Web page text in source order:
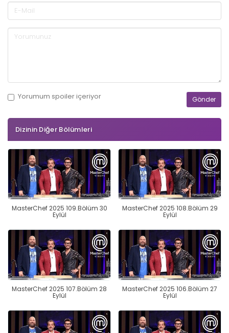
Yorumum spoileriçeriyor
Dizinin Diğer Bölümleri
MasterChef 2025 109.Bölüm 30
Eylül
MasterChef 2025 108.Bölüm 29
Eylül
MasterChef 2025 107.Bölüm 28
Eylül
MasterChef 2025 106.Bölüm 27
Eylül